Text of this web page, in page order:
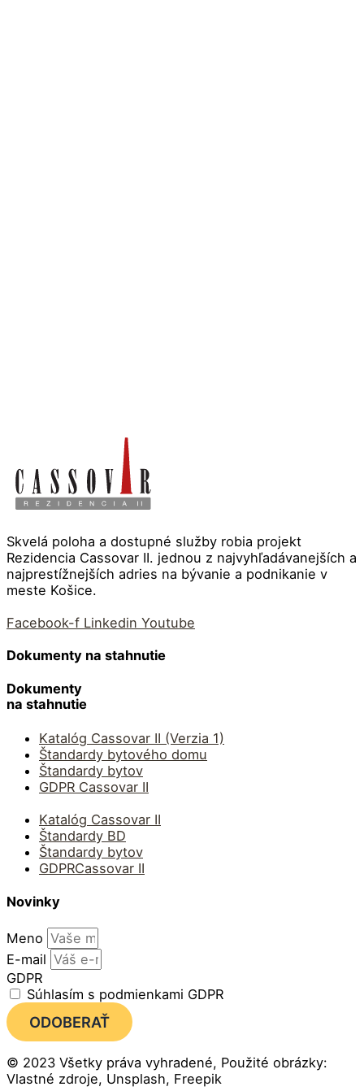
Skvelá poloha a dostupné služby robia projekt
Rezidencia Cassovar II. jednou z najvyhľadávanejších a
najprestížnejších adries na bývanie a podnikanie v
meste Košice.
Facebook-f Linkedin Youtube
Dokumenty na stahnutie
Dokumenty
na stahnutie
Katalóg Cassovar II (Verzia 1)
Štandardy bytového domu
Štandardy bytov
GDPR Cassovar II
Katalóg Cassovar II
Štandardy BD
Štandardy bytov
GDPRCassovar II
Novinky
Meno
E-mail
GDPR
Súhlasím s podmienkami GDPR
ODOBERAŤ
© 2023 Všetky práva vyhradené, Použité obrázky:
Vlastné zdroje, Unsplash, Freepik